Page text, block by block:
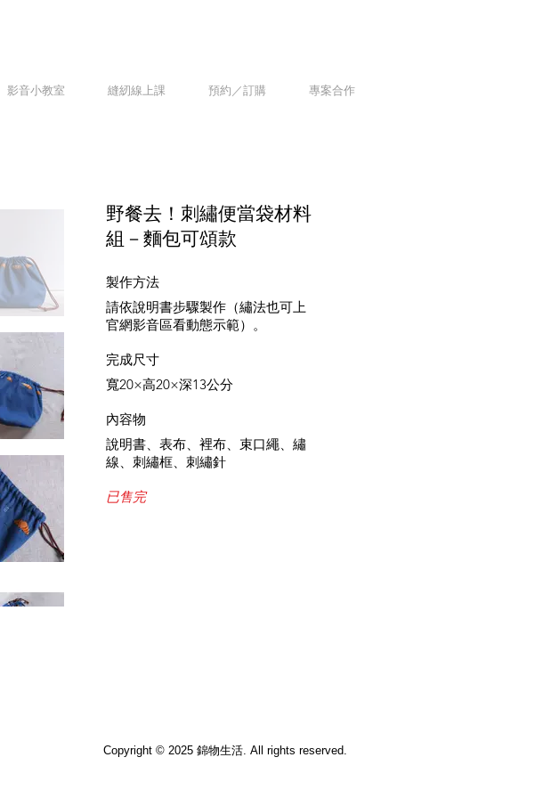
影音小教室 縫紉線上課 預約／訂購 專案合作
野餐去！ 刺繡便當袋材料
組－ 麵包可頌款
製作方法
請依說明書步驟製作（繡法也可上
官網影音區看動態示範）。
完成尺寸
寬20×高20×深13公分
內容物
說明書、表布、裡布、束口繩、繡
線、刺繡框、刺繡針
已售完
Copyright © 2025 錦物生活. All rights reserved.